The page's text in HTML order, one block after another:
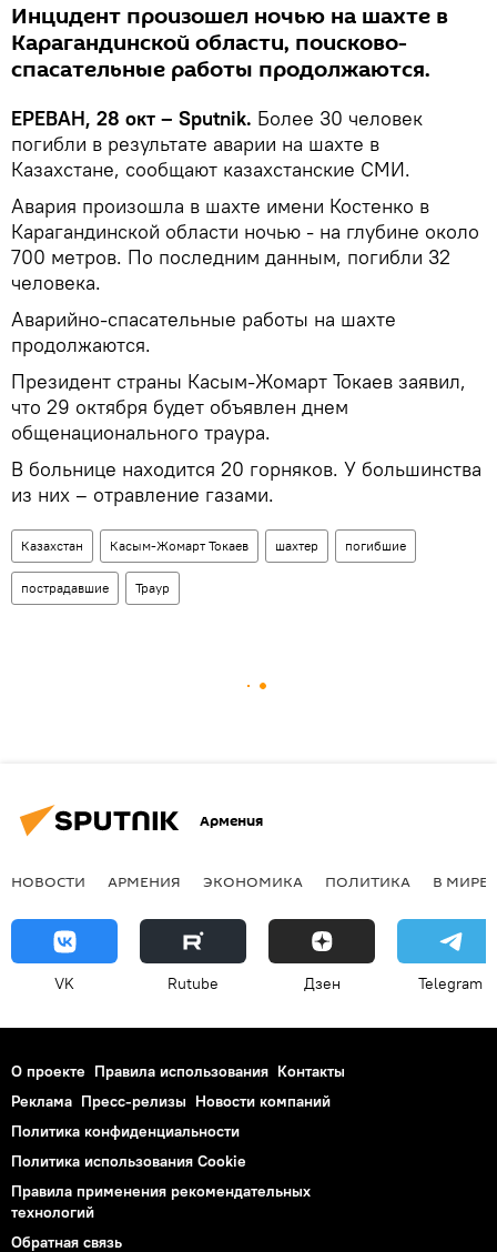
Инцидент произошел ночью на шахте в
Карагандинской области, поисково-
спасательные работы продолжаются.
ЕРЕВАН, 28 окт – Sputnik. Более 30 человек
погибли в результате аварии на шахте в
Казахстане, сообщают казахстанские СМИ.
Авария произошла в шахте имени Костенко в
Карагандинской области ночью - на глубине около
700 метров. По последним данным, погибли 32
человека.
Аварийно-спасательные работы на шахте
продолжаются.
Президент страны Касым-Жомарт Токаев заявил,
что 29 октября будет объявлен днем
общенационального траура.
В больнице находится 20 горняков. У большинства
из них – отравление газами.
Казахстан Касым-Жомарт Токаев шахтер погибшие
пострадавшие Траур
Армения
НОВОСТИ АРМЕНИЯ ЭКОНОМИКА ПОЛИТИКА В МИРЕ
VK Rutube Дзен Telegram
О проекте Правила использования Контакты
Реклама Пресс-релизы Новости компаний
Политика конфиденциальности
Политика использования Cookie
Правила применения рекомендательных
технологий
Обратная связь